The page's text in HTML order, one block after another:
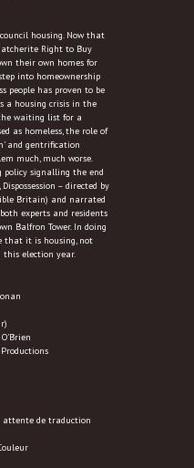
housing. Now that
Right to Buy
their own homes for
into homeownership
people has proven to be
a housing crisis in the
waiting list for a
as homeless, the role of
and gentrification
much, much worse.
policy signalling the end
– directed by
Britain) and narrated
experts and residents
Balfron Tower. In doing
that it is housing, not
this election year.
attente de traduction